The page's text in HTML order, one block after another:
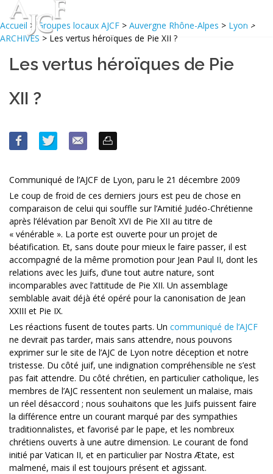
Accueil >Groupes locaux AJCF > Auvergne Rhône-Alpes > Lyon >
ARCHIVES > Les vertus héroïques de Pie XII ?
Les vertus héroïques de Pie
XII ?
Communiqué de l’AJCF de Lyon, paru le 21 décembre 2009
Le coup de froid de ces derniers jours est peu de chose en
comparaison de celui qui souffle sur l’Amitié Judéo-Chrétienne
après l’élévation par Benoît XVI de Pie XII au titre de
« vénérable ». La porte est ouverte pour un projet de
béatification. Et, sans doute pour mieux le faire passer, il est
accompagné de la même promotion pour Jean Paul II, dont les
relations avec les Juifs, d’une tout autre nature, sont
incomparables avec l’attitude de Pie XII. Un assemblage
semblable avait déjà été opéré pour la canonisation de Jean
XXIII et Pie IX.
Les réactions fusent de toutes parts. Un communiqué de l’AJCF
ne devrait pas tarder, mais sans attendre, nous pouvons
exprimer sur le site de l’AJC de Lyon notre déception et notre
tristesse. Du côté juif, une indignation compréhensible ne s’est
pas fait attendre. Du côté chrétien, en particulier catholique, les
membres de l’AJC ressentent non seulement un malaise, mais
un réel désaccord ; nous souhaitons que les Juifs puissent faire
la différence entre un courant marqué par des sympathies
traditionnalistes, et favorisé par le pape, et les nombreux
chrétiens ouverts à une autre dimension. Le courant de fond
initié par Vatican II, et en particulier par Nostra Ætate, est
malmené, mais il est toujours présent et agissant.